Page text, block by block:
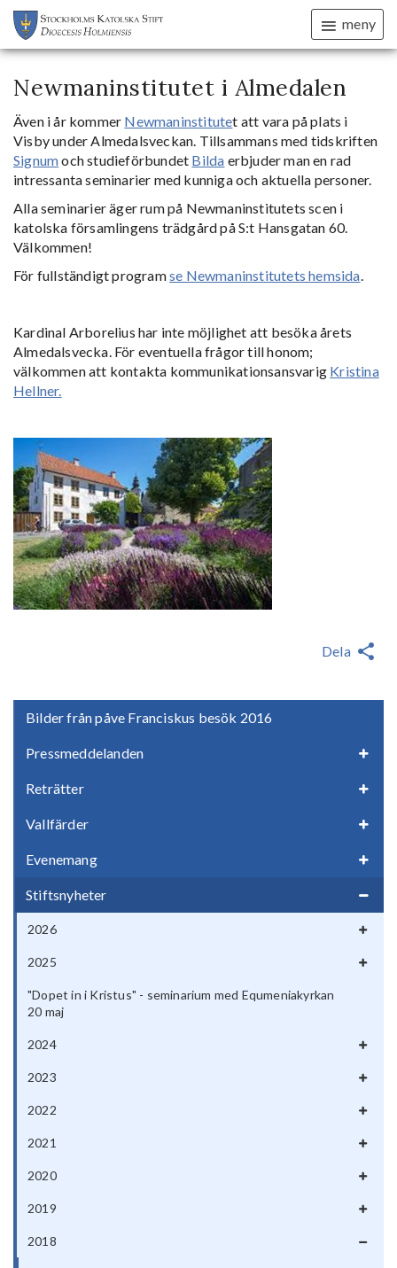
meny
Bilder från påve Franciskus besök 2016
Pressmeddelanden
Reträtter
Vallfärder
Evenemang
Stiftsnyheter
2026
2025
"Dopet in i Kristus" - seminarium med Equmeniakyrkan
20 maj
2024
2023
2022
2021
2020
2019
2018
Newmaninstitutet i Almedalen
Även i år kommer Newmaninstitutet att vara på plats i
Visby under Almedalsveckan. Tillsammans med tidskriften
Signumoch studieförbundet Bilda erbjuder man en rad
intressanta seminarier med kunniga och aktuella personer.
Alla seminarier äger rum på Newmaninstitutets scen i
katolska församlingens trädgård på S:t Hansgatan 60.
Välkommen!
För fullständigt programse Newmaninstitutets hemsida.
Kardinal Arborelius har inte möjlighet att besöka årets
Almedalsvecka. För eventuella frågor till honom;
välkommen att kontakta kommunikationsansvarig Kristina
Hellner.
Dela